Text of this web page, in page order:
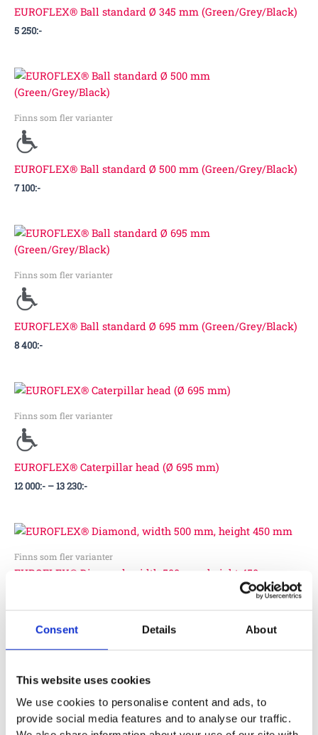
Consent Details About
This website uses cookies
We use cookies to personalise content and ads, to
provide social media features and to analyse our traffic.
EUROFLEX® Ball standard Ø 345 mm (Green/Grey/Black)
5 250:-
Finns som fler varianter
EUROFLEX® Ball standard Ø 500 mm (Green/Grey/Black)
7 100:-
Finns som fler varianter
EUROFLEX® Ball standard Ø 695 mm (Green/Grey/Black)
8 400:-
Finns som fler varianter
EUROFLEX® Caterpillar head (Ø 695 mm)
12 000:- –13 230:-
Prisintervall:
000:-
till
Finns som fler varianter
EUROFLEX® Diamond, width 500 mm, height 450 mm
Prisintervall:
6
600:-
till